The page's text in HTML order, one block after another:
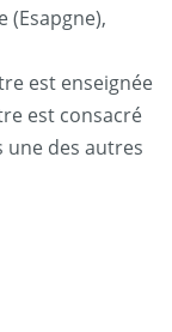
(Esapgne),
est enseignée
est consacré
une des autres